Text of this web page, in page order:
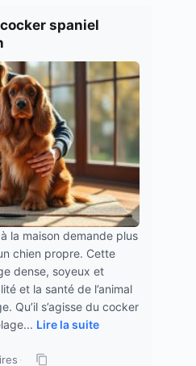
spaniel
la maison demande plus
chien propre. Cette
dense, soyeux et
et la santé de l’animal
Qu’il s’agisse du cocker
Lire la suite
·